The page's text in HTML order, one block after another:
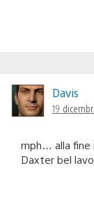
Davis
19
mph… alla fine
Daxter bel